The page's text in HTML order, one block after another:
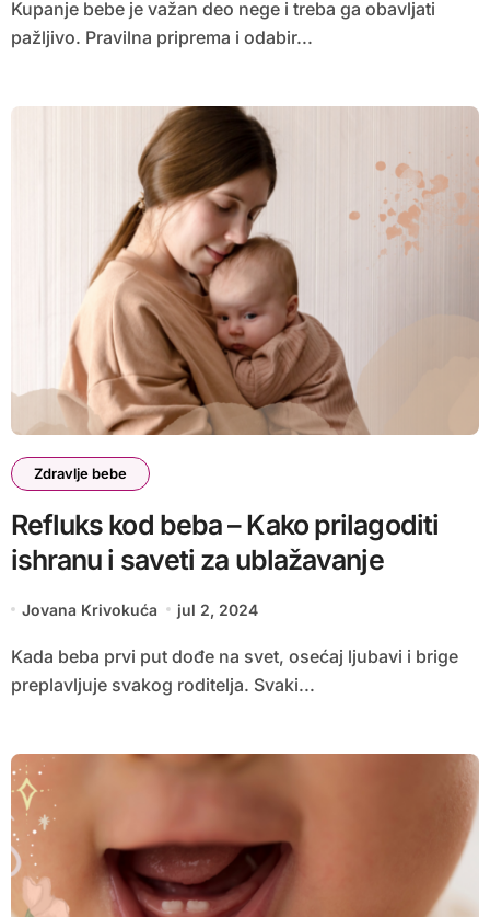
Kupanje bebe je važan deo nege i treba ga obavljati
pažljivo. Pravilna priprema i odabir...
Zdravlje bebe
Refluks kod beba – Kako prilagoditi
ishranu i saveti za ublažavanje
Jovana Krivokuća jul 2, 2024
Kada beba prvi put dođe na svet, osećaj ljubavi i brige
preplavljuje svakog roditelja. Svaki...